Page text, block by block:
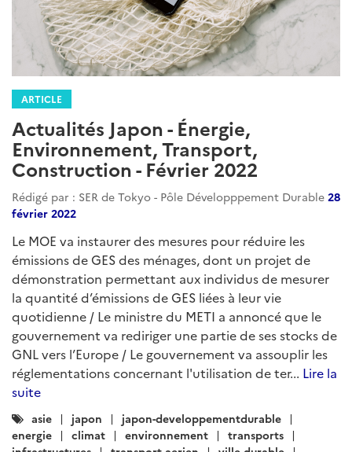
ARTICLE
Actualités Japon - Énergie,
Environnement, Transport,
Construction - Février 2022
Rédigé par : SER de Tokyo - Pôle Développpement Durable 28
février 2022
Le MOE va instaurer des mesures pour réduire les
émissions de GES des ménages, dont un projet de
démonstration permettant aux individus de mesurer
la quantité d’émissions de GES liées à leur vie
quotidienne / Le ministre du METI a annoncé que le
gouvernement va rediriger une partie de ses stocks de
GNL vers l’Europe / Le gouvernement va assouplir les
réglementations concernant l'utilisation de ter... Lire la
suite
Catégories
:
asie japon
japon-developpementdurable
energie
climat environnement
transports